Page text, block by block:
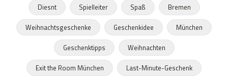
Diesnt
Spielleiter Spaß
Bremen
Weihnachtsgeschenke
Geschenkidee
München
Geschenktipps
Weihnachten
Exit the Room München
Last-Minute-Geschenk